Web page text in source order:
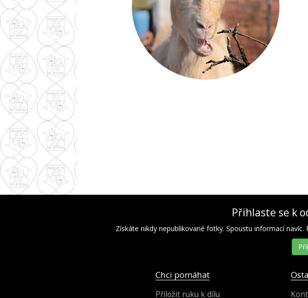
Přihlaste se k
Získáte nikdy nepublikované fotky. Spoustu informací
Chci pomáhat
Přiložit ruku k dílu